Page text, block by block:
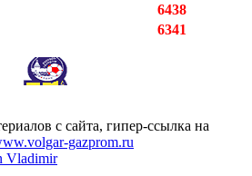
6438
6341
с сайта, гипер-ссылка на
gazprom.ru
Vladimir